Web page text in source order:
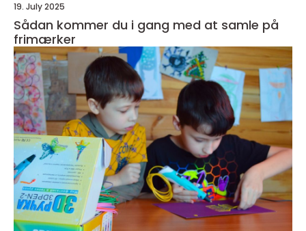
19. July 2025
Sådan kommer du i gang med at samle på
frimærker